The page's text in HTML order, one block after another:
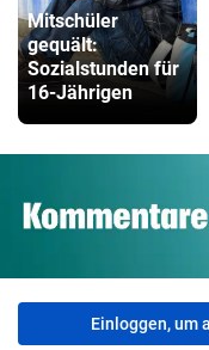
Mitschüler
gequält:
Sozialstunden für
16-Jährigen
Einloggen, um